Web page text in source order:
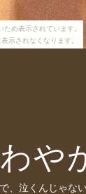
め表示されています。
示されなくなります。
や
、泣くんじゃな